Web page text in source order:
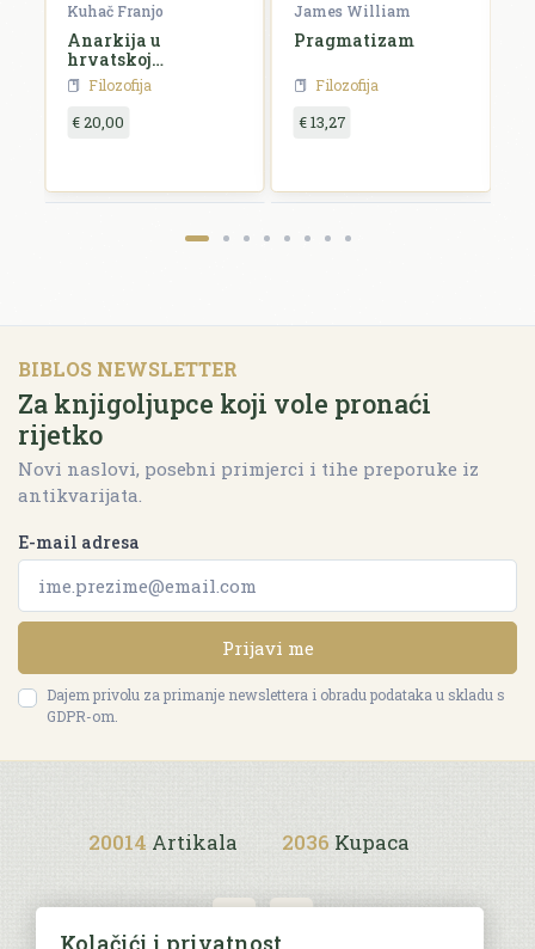
Kuhač Franjo
Anarkija u
hrvatskoj
književnosti i
umjetnosti
Filozofija
€ 20,00
James William
Pragmatizam
Filozofija
€ 13,27
BIBLOS NEWSLETTER
Za knjigoljupce koji vole pronaći
rijetko
Novi naslovi, posebni primjerci i tihe preporuke iz
antikvarijata.
E-mail adresa
Prijavi me
Dajem privolu za primanje newslettera i obradu podataka u skladu s
GDPR-om.
20014 Artikala 2036 Kupaca
Kolačići i privatnost